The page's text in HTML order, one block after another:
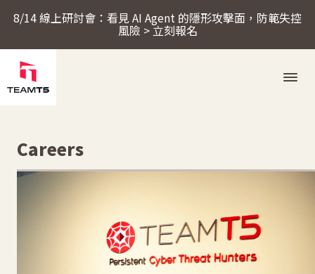
8/14 線上研討會：看見 AI Agent 的隱形攻擊面，防範失控
風險 > 立刻報名
Careers